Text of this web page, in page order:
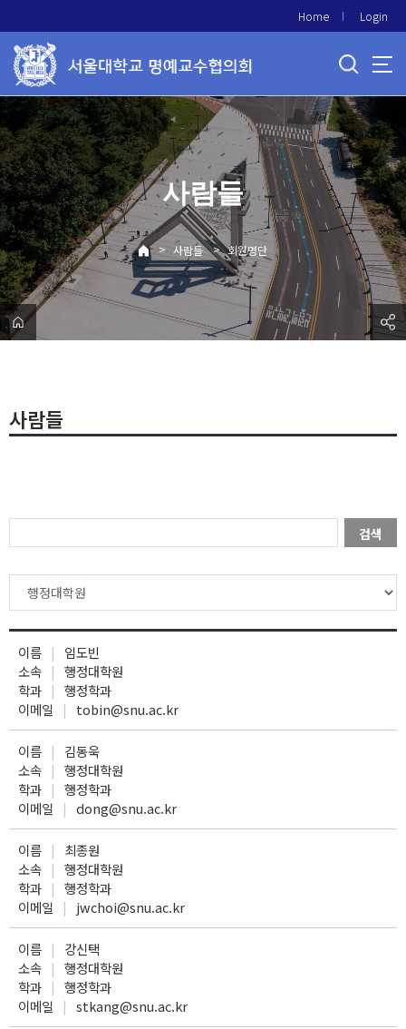
로
메
뉴
Home Login
사람들
> 사람들 > 회원명단
사람들
검색
이름
임도빈
소속
행정대학원
학과
행정학과
이메일
tobin@snu.ac.kr
이름
김동욱
소속
행정대학원
학과
행정학과
이메일
dong@snu.ac.kr
이름
최종원
소속
행정대학원
학과
행정학과
이메일
jwchoi@snu.ac.kr
이름
강신택
소속
행정대학원
학과
행정학과
이메일
stkang@snu.ac.kr